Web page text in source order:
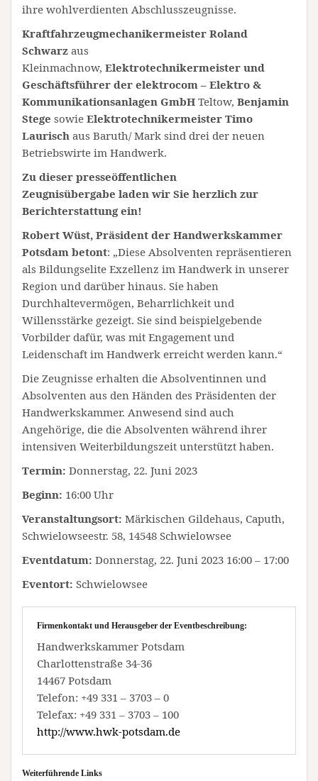
ihre wohlverdienten Abschlusszeugnisse.
Kraftfahrzeugmechanikermeister Roland
Schwarz aus
Kleinmachnow, Elektrotechnikermeister und
Geschäftsführer der elektrocom – Elektro &
Kommunikationsanlagen GmbH Teltow, Benjamin
Stege sowie Elektrotechnikermeister Timo
Laurisch aus Baruth/ Mark sind drei der neuen
Betriebswirte im Handwerk.
Zu dieser presseöffentlichen
Zeugnisübergabe laden wir Sie herzlich zur
Berichterstattung ein!
Robert Wüst, Präsident der Handwerkskammer
Potsdam betont: „Diese Absolventen repräsentieren
als Bildungselite Exzellenz im Handwerk in unserer
Region und darüber hinaus. Sie haben
Durchhaltevermögen, Beharrlichkeit und
Willensstärke gezeigt. Sie sind beispielgebende
Vorbilder dafür, was mit Engagement und
Leidenschaft im Handwerk erreicht werden kann.“
Die Zeugnisse erhalten die Absolventinnen und
Absolventen aus den Händen des Präsidenten der
Handwerkskammer. Anwesend sind auch
Angehörige, die die Absolventen während ihrer
intensiven Weiterbildungszeit unterstützt haben.
Termin: Donnerstag, 22. Juni 2023
Beginn: 16:00 Uhr
Veranstaltungsort: Märkischen Gildehaus, Caputh,
Schwielowseestr. 58, 14548 Schwielowsee
Eventdatum: Donnerstag, 22. Juni 2023 16:00 – 17:00
Eventort: Schwielowsee
Firmenkontakt und Herausgeber der Eventbeschreibung:
Handwerkskammer Potsdam
Charlottenstraße 34-36
14467 Potsdam
Telefon: +49 331 – 3703 – 0
Telefax: +49 331 – 3703 – 100
http://www.hwk-potsdam.de
Weiterführende Links